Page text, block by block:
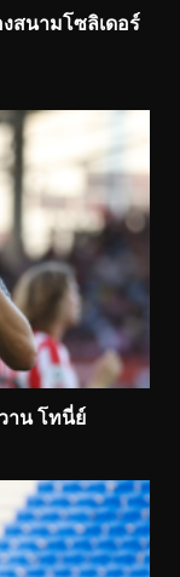
สนามโซลิเดอร์
าน โทนี่ย์